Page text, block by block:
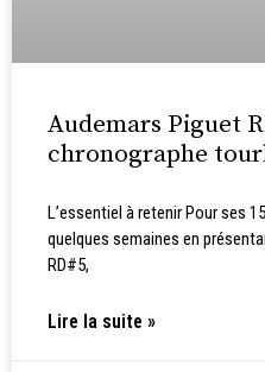
Audemars Piguet
chronographe
L’essentiel à retenir Pour ses
quelques semaines en
RD#5,
Lire la suite »